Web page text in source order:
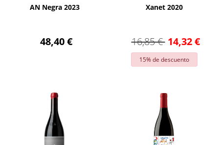
AN Negra 2023
48,40 €
Xanet 2020
16,85 € 14,32 €
15% de descuento